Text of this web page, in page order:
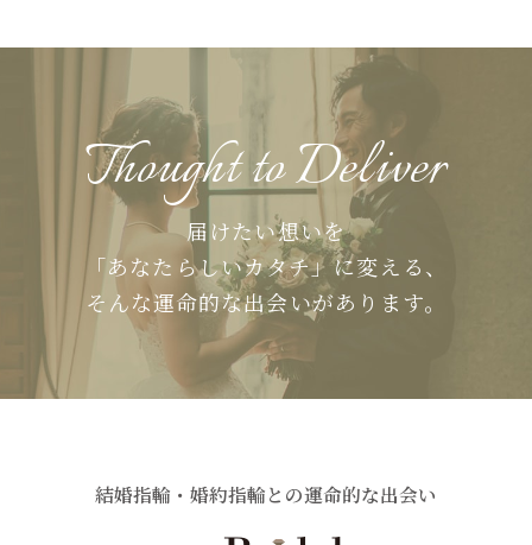
Thought to Deliver
届けたい想いを
「あなたらしいカタチ」に変える、
そんな運命的な出会いがあります。
結婚指輪・婚約指輪との運命的な出会い